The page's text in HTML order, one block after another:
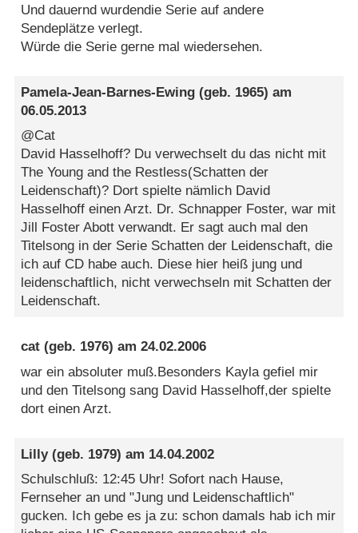
Und dauernd wurdendie Serie auf andere
Sendeplätze verlegt.
Würde die Serie gerne mal wiedersehen.
Pamela-Jean-Barnes-Ewing (geb. 1965) am
06.05.2013
@Cat
David Hasselhoff? Du verwechselt du das nicht mit
The Young and the Restless(Schatten der
Leidenschaft)? Dort spielte nämlich David
Hasselhoff einen Arzt. Dr. Schnapper Foster, war mit
Jill Foster Abott verwandt. Er sagt auch mal den
Titelsong in der Serie Schatten der Leidenschaft, die
ich auf CD habe auch. Diese hier heiß jung und
leidenschaftlich, nicht verwechseln mit Schatten der
Leidenschaft.
cat (geb. 1976) am24.02.2006
war ein absoluter muß.Besonders Kayla gefiel mir
und den Titelsong sang David Hasselhoff,der spielte
dort einen Arzt.
Lilly(geb. 1979) am 14.04.2002
Schulschluß: 12:45 Uhr! Sofort nach Hause,
Fernseher an und "Jung und Leidenschaftlich"
gucken. Ich gebe es ja zu: schon damals hab ich mir